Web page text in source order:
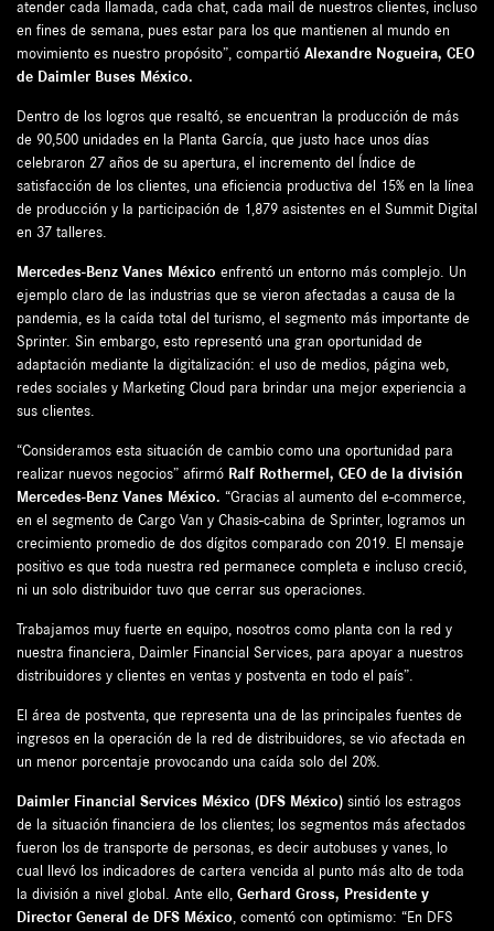
atender cada llamada, cada chat, cada mail de nuestros clientes, incluso
en fines de semana, pues estar para los que mantienen al mundo en
movimiento es nuestro propósito”, compartió Alexandre Nogueira, CEO
de Daimler Buses México.
Dentro de los logros que resaltó, se encuentran la producción de más
de 90,500 unidades en la Planta García, que justo hace unos días
celebraron 27 años de su apertura, el incremento del Índice de
satisfacción de los clientes, una eficiencia productiva del 15% en la línea
de producción y la participación de 1,879 asistentes en el Summit Digital
en 37 talleres.
Mercedes-Benz Vanes México enfrentó un entorno más complejo. Un
ejemplo claro de las industrias que se vieron afectadas a causa de la
pandemia, es la caída total del turismo, el segmento más importante de
Sprinter. Sin embargo, esto representó una gran oportunidad de
adaptación mediante la digitalización: el uso de medios, página web,
redes sociales y Marketing Cloud para brindar una mejor experiencia a
sus clientes.
“Consideramos esta situación de cambio como una oportunidad para
realizar nuevos negocios” afirmó Ralf Rothermel, CEO de la división
Mercedes-Benz Vanes México. “Gracias al aumento del e-commerce,
en el segmento de Cargo Van y Chasis-cabina de Sprinter, logramos un
crecimiento promedio de dos dígitos comparado con 2019. El mensaje
positivo es que toda nuestra red permanece completa e incluso creció,
ni un solo distribuidor tuvo que cerrar sus operaciones.
Trabajamos muy fuerte en equipo, nosotros como planta con la red y
nuestra financiera, Daimler Financial Services, para apoyar a nuestros
distribuidores y clientes en ventas y postventa en todo el país”.
El área de postventa, que representa una de las principales fuentes de
ingresos en la operación de la red de distribuidores, se vio afectada en
un menor porcentaje provocando una caída solo del 20%.
Daimler Financial Services México (DFS México) sintió los estragos
de la situación financiera de los clientes; los segmentos más afectados
fueron los de transporte de personas, es decir autobuses y vanes, lo
cual llevó los indicadores de cartera vencida al punto más alto de toda
la división a nivel global. Ante ello, Gerhard Gross, Presidente y
Director General de DFS México, comentó con optimismo: “En DFS